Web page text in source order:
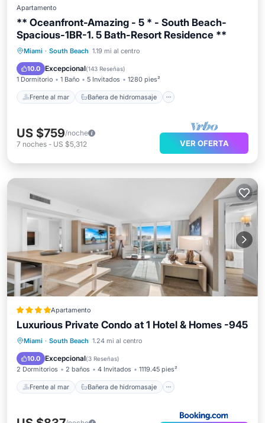
Apartamento
** Oceanfront-Amazing - 5 * - South Beach-
Spacious-1BR-1. 5 Bath-Resort Residence **
Miami · South Beach 1.19 mi al centro
10.0 Excepcional(143 Reseñas)
1 Dormitorio 1 Baño 5 Invitados 1280 pies²
Frente al mar Bañera de hidromasaje
Frente al mar
Bañera de hidromasaje
Aparcamiento
US $759/noche
7 noches - US $5,312 VER OFERTA
Apartamento
Luxurious Private Condo at 1 Hotel & Homes -945
Miami · South Beach 1.24 mi al centro
10.0 Excepcional(3 Reseñas)
2 Dormitorios 2 baños 4 Invitados 1119.45 pies²
Frente al mar Bañera de hidromasaje
Frente al mar
Bañera de hidromasaje
Desayuno
Aparcamiento